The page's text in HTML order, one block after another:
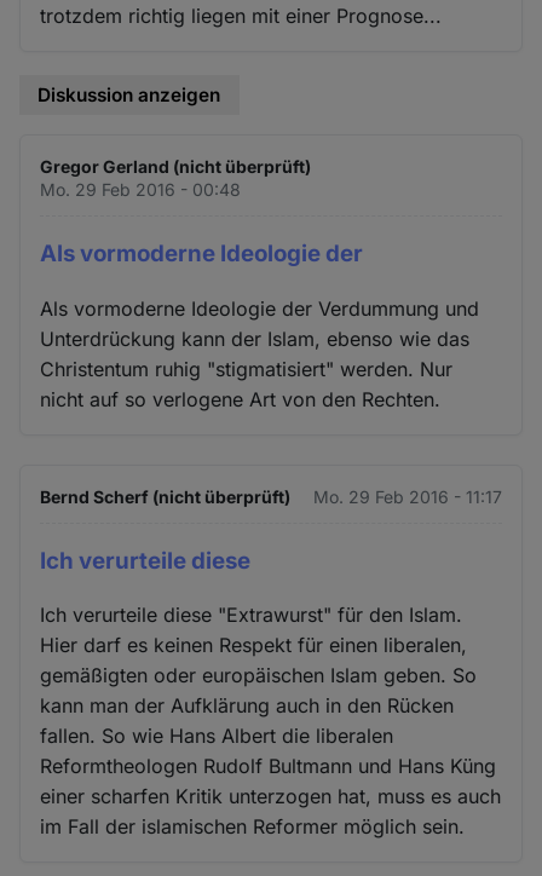
trotzdem richtig liegen mit einer Prognose...
Diskussion anzeigen
Gregor Gerland (nicht überprüft)
Mo. 29 Feb 2016 - 00:48
Als vormoderne Ideologie der
Als vormoderne Ideologie der Verdummung und
Unterdrückung kann der Islam, ebenso wie das
Christentum ruhig "stigmatisiert" werden. Nur
nicht auf so verlogene Art von den Rechten.
Bernd Scherf (nicht überprüft) Mo. 29 Feb 2016 - 11:17
Ich verurteile diese
Ich verurteile diese "Extrawurst" für den Islam.
Hier darf es keinen Respekt für einen liberalen,
gemäßigten oder europäischen Islam geben. So
kann man der Aufklärung auch in den Rücken
fallen. So wie Hans Albert die liberalen
Reformtheologen Rudolf Bultmann und Hans Küng
einer scharfen Kritik unterzogen hat, muss es auch
im Fall der islamischen Reformer möglich sein.